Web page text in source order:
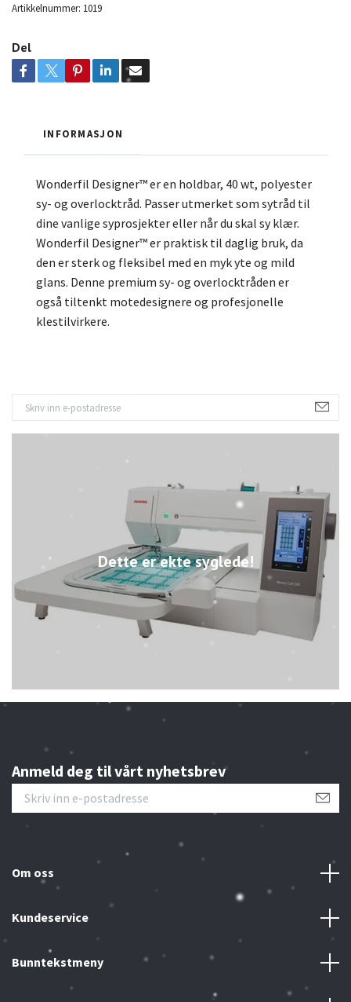
Dette er ekte syglede!
Artikkelnummer: 1019
Del
INFORMASJON
Wonderfil Designer™ er en holdbar, 40 wt, polyester
sy- og overlocktråd. Passer utmerket som sytråd til
dine vanlige syprosjekter eller når du skal sy klær.
Wonderfil Designer™ er praktisk til daglig bruk, da
den er sterk og fleksibel med en myk yte og mild
glans. Denne premium sy- og overlocktråden er
også tiltenkt motedesignere og profesjonelle
klestilvirkere.
Anmeld deg til vårt nyhetsbrev
Om oss
Kundeservice
Bunntekstmeny